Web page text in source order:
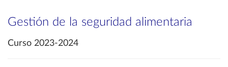
Gestión de la seguridad alimentaria
Curso 2023-2024